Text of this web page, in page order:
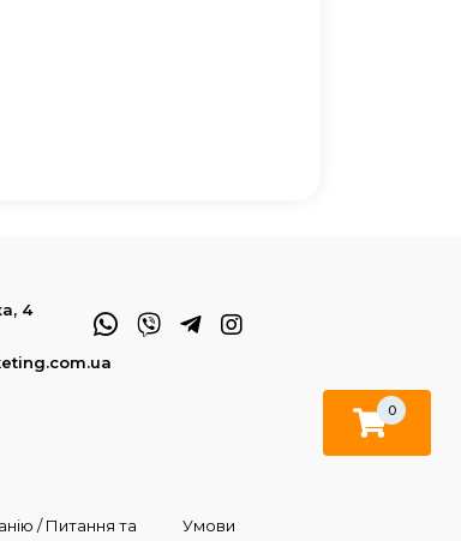
0
4
/ Питання та
Умови